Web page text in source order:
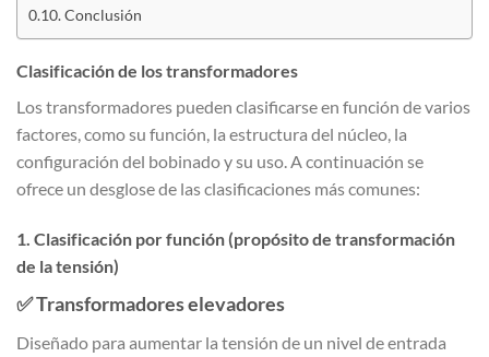
Conclusión
Clasificación de los transformadores
Los transformadores pueden clasificarse en función de varios
factores, como su función, la estructura del núcleo, la
configuración del bobinado y su uso. A continuación se
ofrece un desglose de las clasificaciones más comunes:
1. Clasificación por función (propósito de transformación
de la tensión)
✅Transformadores elevadores
Diseñado para aumentar la tensión de un nivel de entrada